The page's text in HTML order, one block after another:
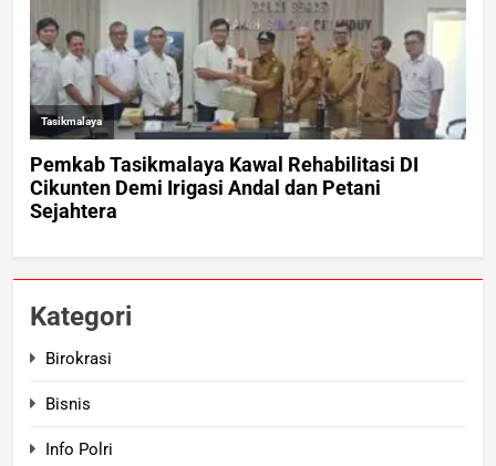
Kategori
Birokrasi
Bisnis
Info Polri